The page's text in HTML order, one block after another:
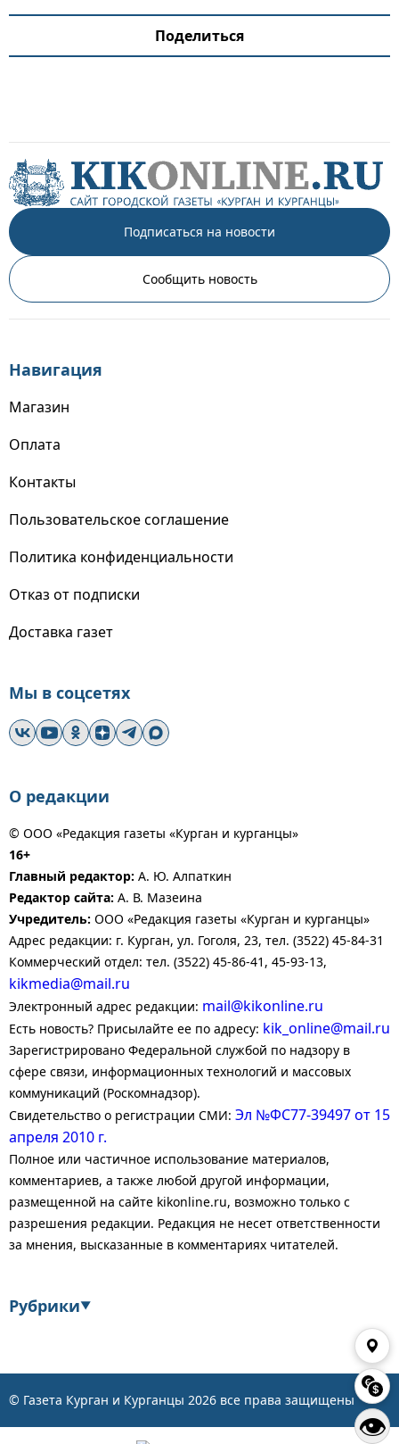
👁
Поделиться
Подписаться на новости
Сообщить новость
Навигация
Магазин
Оплата
Контакты
Пользовательское соглашение
Политика конфиденциальности
Отказ от подписки
Доставка газет
Мы в соцсетях
О редакции
© ООО «Редакция газеты «Курган и курганцы»
16+
Главный редактор: А. Ю. Алпаткин
Редактор сайта: А. В. Мазеина
Учредитель: ООО «Редакция газеты «Курган и курганцы»
Адрес редакции: г. Курган, ул. Гоголя, 23, тел. (3522) 45-84-31
Коммерческий отдел: тел. (3522) 45-86-41, 45-93-13,
kikmedia@mail.ru
Электронный адрес редакции: mail@kikonline.ru
Есть новость? Присылайте ее по адресу: kik_online@mail.ru
Зарегистрировано Федеральной службой по надзору в
сфере связи, информационных технологий и массовых
коммуникаций (Роскомнадзор).
Свидетельство о регистрации СМИ: Эл №ФС77-39497 от 15
апреля 2010 г.
Полное или частичное использование материалов,
комментариев, а также любой другой информации,
размещенной на сайте kikonline.ru, возможно только с
разрешения редакции. Редакция не несет ответственности
за мнения, высказанные в комментариях читателей.
Рубрики▼
© Газета Курган и Курганцы 2026 все права защищены